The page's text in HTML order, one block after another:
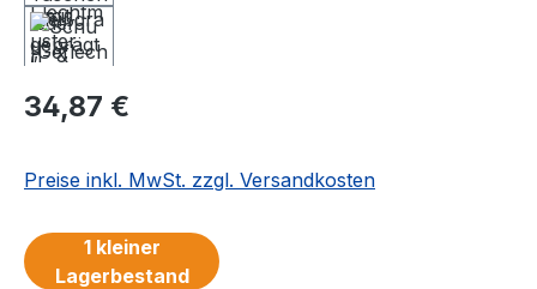
Regulärer Preis:
34,87 €
Preise inkl. MwSt. zzgl. Versandkosten
1 kleiner
Lagerbestand